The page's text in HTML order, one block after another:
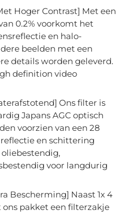
Hoger Contrast] Met een
0.2% voorkomt het
en halo-
beelden met een
details worden geleverd.
definition video
Ons filter is
Japans AGC optisch
voorzien van een 28
en schittering
voor langdurig
Bescherming] Naast 1x 4
ons pakket een filterzakje